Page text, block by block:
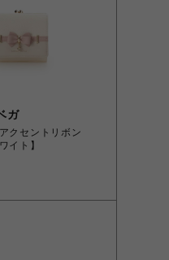
ガ
クセントリボン
イト】